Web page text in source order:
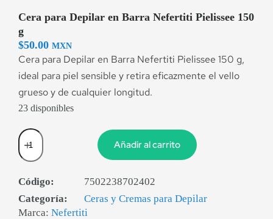
Cera para Depilar en Barra Nefertiti Pielissee 150
g
$50.00 MXN
Cera para Depilar en Barra Nefertiti Pielissee 150 g,
ideal para piel sensible y retira eficazmente el vello
grueso y de cualquier longitud.
23 disponibles
Añadir al carrito
Código:
7502238702402
Categoría:
Ceras y Cremas para Depilar
Marca: Nefertiti